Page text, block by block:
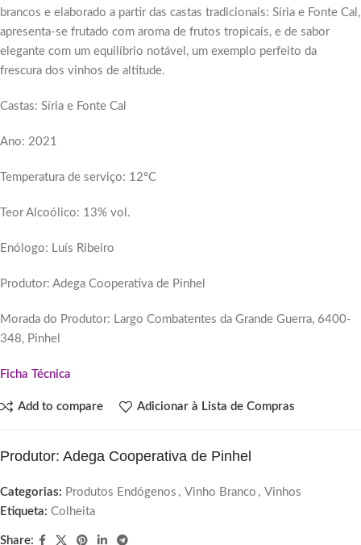
brancos e elaborado a partir das castas tradicionais: Síria e Fonte Cal,
apresenta-se frutado com aroma de frutos tropicais, e de sabor
elegante com um equilíbrio notável, um exemplo perfeito da
frescura dos vinhos de altitude.
Castas: Síria e Fonte Cal
Ano: 2021
Temperatura de serviço: 12ºC
Teor Alcoólico: 13% vol.
Enólogo: Luís Ribeiro
Produtor: Adega Cooperativa de Pinhel
Morada do Produtor: Largo Combatentes da Grande Guerra, 6400-
348, Pinhel
Ficha Técnica
Add to compare Adicionar à Lista de Compras
Produtor: Adega Cooperativa de Pinhel
Categorias: Produtos Endógenos , Vinho Branco , Vinhos
Etiqueta: Colheita
Share: